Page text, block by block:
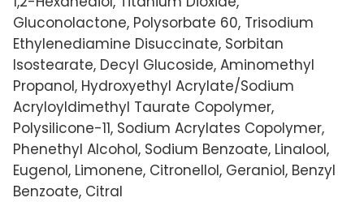
Gluconolactone, Polysorbate 60, Trisodium
Ethylenediamine Disuccinate, Sorbitan
Isostearate, Decyl Glucoside, Aminomethyl
Propanol, Hydroxyethyl Acrylate/Sodium
Acryloyldimethyl Taurate Copolymer,
Polysilicone-11, Sodium Acrylates Copolymer,
Phenethyl Alcohol, Sodium Benzoate, Linalool,
Eugenol, Limonene, Citronellol, Geraniol, Benzyl
Benzoate, Citral